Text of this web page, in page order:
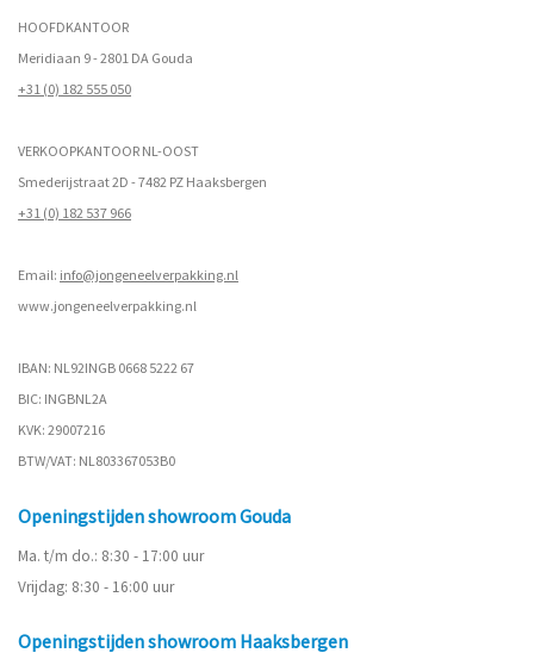
HOOFDKANTOOR
Meridiaan 9 - 2801 DA Gouda
+31 (0) 182 555 050
VERKOOPKANTOOR NL-OOST
Smederijstraat 2D - 7482 PZ Haaksbergen
+31 (0) 182 537 966
Email: info@jongeneelverpakking.nl
www.jongeneelverpakking.nl
IBAN: NL92INGB 0668 5222 67
BIC: INGBNL2A
KVK: 29007216
BTW/VAT: NL803367053B0
Openingstijden showroom Gouda
Ma. t/m do.: 8:30 - 17:00 uur
Vrijdag: 8:30 - 16:00 uur
Openingstijden showroom Haaksbergen